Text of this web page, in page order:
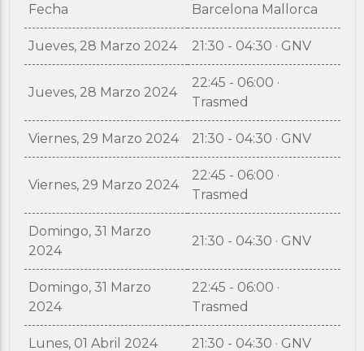
Fecha
Barcelona Mallorca
Jueves, 28 Marzo 2024 21:30 - 04:30 · GNV
Jueves, 28 Marzo 2024
22:45 - 06:00 ·
Trasmed
Viernes, 29 Marzo 2024 21:30 - 04:30 · GNV
Viernes, 29 Marzo 2024
22:45 - 06:00 ·
Trasmed
Domingo, 31 Marzo
2024
21:30 - 04:30 · GNV
Domingo, 31 Marzo
2024
22:45 - 06:00 ·
Trasmed
Lunes, 01 Abril 2024 21:30 - 04:30 · GNV